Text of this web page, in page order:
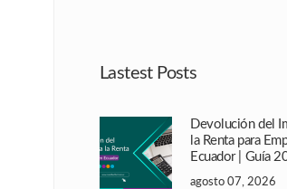
Lastest Posts
Devolución del
la Renta para
Ecuador | Guía
agosto 07, 2026